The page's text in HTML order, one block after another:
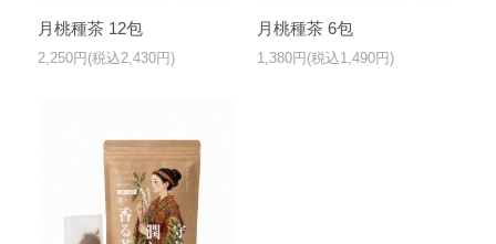
月桃種茶 12包
2,250円(税込2,430円)
月桃種茶 6包
1,380円(税込1,490円)